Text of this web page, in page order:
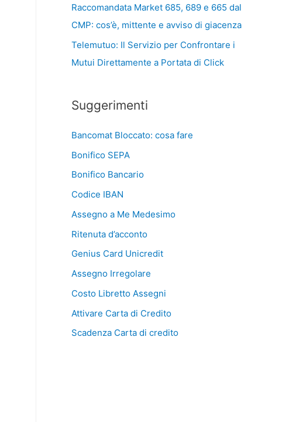
Raccomandata Market 685, 689 e 665 dal
CMP: cos’è, mittente e avviso di giacenza
Telemutuo: Il Servizio per Confrontare i
Mutui Direttamente a Portata di Click
Suggerimenti
Bancomat Bloccato: cosa fare
Bonifico SEPA
Bonifico Bancario
Codice IBAN
Assegno a Me Medesimo
Ritenuta d’acconto
Genius Card Unicredit
Assegno Irregolare
Costo Libretto Assegni
Attivare Carta di Credito
Scadenza Carta di credito